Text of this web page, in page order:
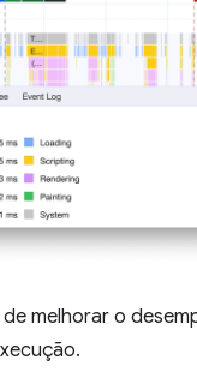
melhorar o